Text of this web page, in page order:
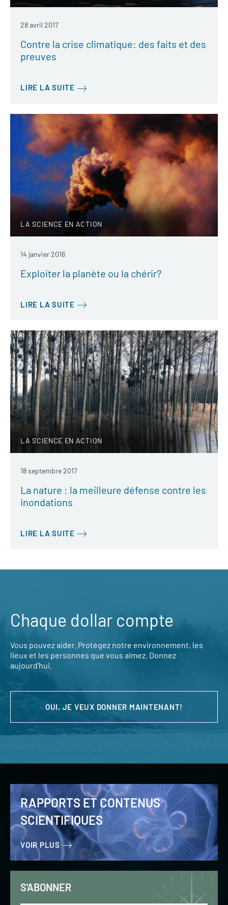
28 avril 2017
Contre la crise climatique: des faits et des
preuves
LIRE LA SUITE
LA SCIENCE EN ACTION
14 janvier 2016
Exploiter la planète ou la chérir?
LIRE LA SUITE
LA SCIENCE EN ACTION
18 septembre 2017
La nature : la meilleure défense contre les
inondations
LIRE LA SUITE
Chaque dollar compte
Vous pouvez aider. Protégez notre environnement, les
lieux et les personnes que vous aimez. Donnez
aujourd’hui.
OUI, JE VEUX DONNER MAINTENANT!
RAPPORTS ET CONTENUS
SCIENTIFIQUES
VOIR PLUS
S'ABONNER